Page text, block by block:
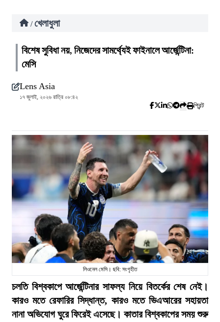
/ খেলাধুলা
বিশেষ সুবিধা নয়, নিজেদের সামর্থ্যেই ফাইনালে আর্জেন্টিনা:
মেসি
Lens Asia
১৭ জুলাই, ২০২৬ রাত্রি ০৮:৪২
প্রিন্ট
লিওনেল মেসি। ছবি: সংগৃহীত
চলতি বিশ্বকাপে আর্জেন্টিনার সাফল্য নিয়ে বিতর্কের শেষ নেই।
কারও মতে রেফারির সিদ্ধান্ত, কারও মতে ভিএআরের সহায়তা
নানা অভিযোগ ঘুরে ফিরেই এসেছে। কাতার বিশ্বকাপের সময় শুরু